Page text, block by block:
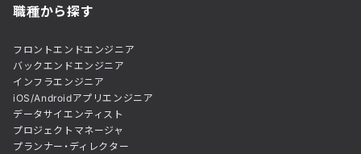
職種から探す
フロントエンドエンジニア
バックエンドエンジニア
インフラエンジニア
iOS/Androidアプリエンジニア
データサイエンティスト
プロジェクトマネージャ
プランナー・ディレクター